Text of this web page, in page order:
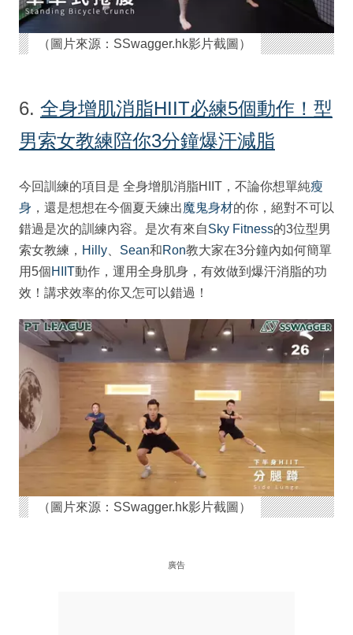
（圖片來源：SSwagger.hk影片截圖）
6. 全身增肌消脂HIIT必練5個動作！型
男索女教練陪你3分鐘爆汗減脂
今回訓練的項目是 全身增肌消脂HIIT，不論你想單純瘦
身 ，還是想想在今個夏天練出魔鬼身材的你，絕對不可以
錯過是次的訓練內容。是次有來自Sky Fitness的3位型男
索女教練， Hilly Sean和Ron教大家在3分鐘內如何簡單
用5個HIIT動作，運用全身肌身，有效做到爆汗消脂的功
效！講求效率的你又怎可以錯過！
（圖片來源：SSwagger.hk影片截圖）
廣告